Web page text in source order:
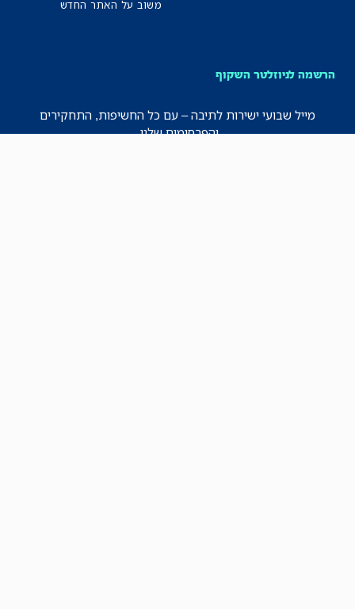
משוב על האתר החדש
הרשמה לניוזלטר השקוף
מייל שבועי ישירות לתיבה – עם כל החשיפות, התחקירים
והפרסומים שלנו.